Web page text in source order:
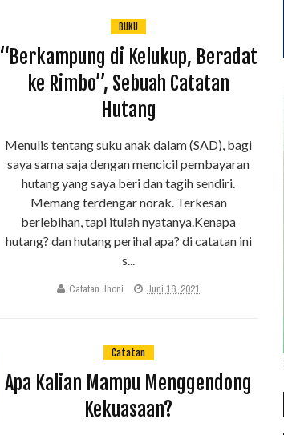
BUKU
“Berkampung di Kelukup, Beradat
ke Rimbo”, Sebuah Catatan
Hutang
Menulis tentang suku anak dalam (SAD), bagi
saya sama saja dengan mencicil pembayaran
hutang yang saya beri dan tagih sendiri.
Memang terdengar norak. Terkesan
berlebihan, tapi itulah nyatanya.Kenapa
hutang? dan hutang perihal apa? di catatan ini
s...
Catatan Jhoni Juni 16, 2021
Catatan
Apa Kalian Mampu Menggendong
Kekuasaan?